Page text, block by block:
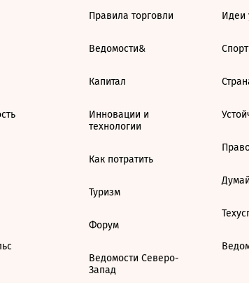
Правила торговли
Ведомости&
Капитал
Инновации и
технологии
Как потратить
Туризм
Форум
Ведомости Северо-
Запад
Идеи
Спорт
Думай